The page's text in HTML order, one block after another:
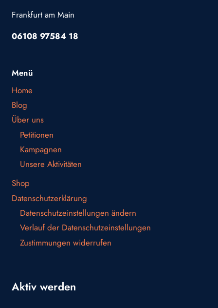
Frankfurt am Main
06108 97584 18
Menü
Home
Blog
Über uns
Petitionen
Kampagnen
Unsere Aktivitäten
Shop
Datenschutzerklärung
Datenschutzeinstellungen ändern
Verlauf der Datenschutzeinstellungen
Zustimmungen widerrufen
Aktiv werden